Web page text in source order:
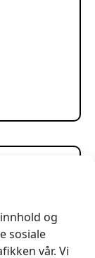
og
sosiale
vår. Vi